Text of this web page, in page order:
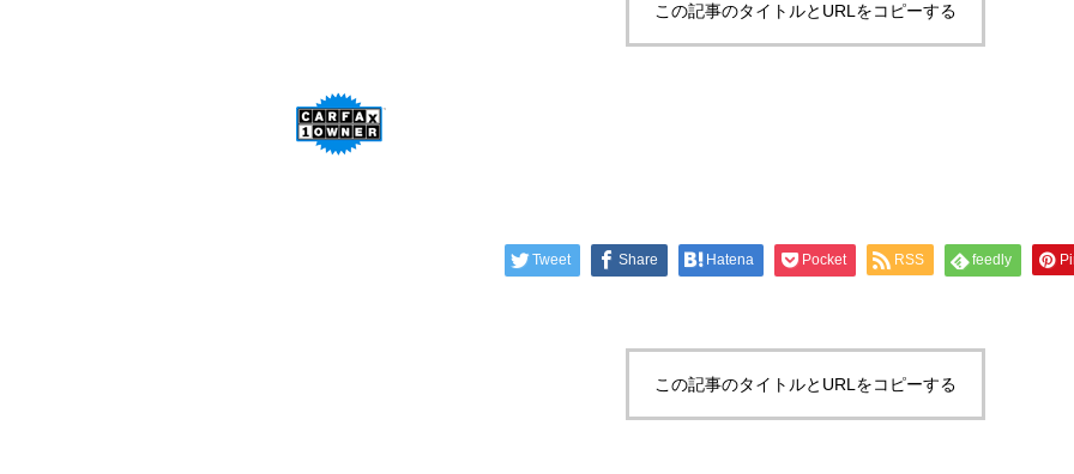
この記事のタイトルとURLをコピーする
Tweet Share Hatena Pocket RSS feedly
この記事のタイトルとURLをコピーする